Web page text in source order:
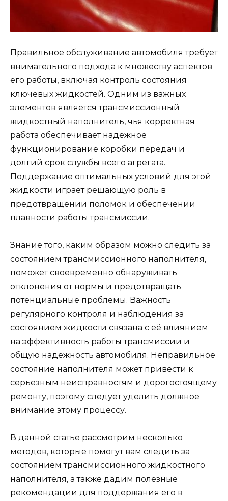
Правильное обслуживание автомобиля требует
внимательного подхода к множеству аспектов
его работы, включая контроль состояния
ключевых жидкостей. Одним из важных
элементов является трансмиссионный
жидкостный наполнитель, чья корректная
работа обеспечивает надежное
функционирование коробки передач и
долгий срок службы всего агрегата.
Поддержание оптимальных условий для этой
жидкости играет решающую роль в
предотвращении поломок и обеспечении
плавности работы трансмиссии.
Знание того, каким образом можно следить за
состоянием трансмиссионного наполнителя,
поможет своевременно обнаруживать
отклонения от нормы и предотвращать
потенциальные проблемы. Важность
регулярного контроля и наблюдения за
состоянием жидкости связана с её влиянием
на эффективность работы трансмиссии и
общую надёжность автомобиля. Неправильное
состояние наполнителя может привести к
серьезным неисправностям и дорогостоящему
ремонту, поэтому следует уделить должное
внимание этому процессу.
В данной статье рассмотрим несколько
методов, которые помогут вам следить за
состоянием трансмиссионного жидкостного
наполнителя, а также дадим полезные
рекомендации для поддержания его в